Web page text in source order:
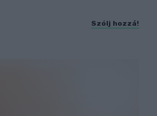
Szólj hozzá!